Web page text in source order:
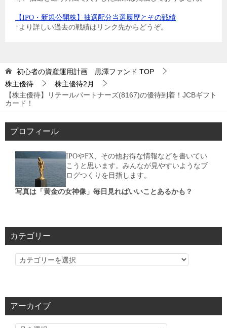
【IPO・新規公開株】抽選配分当選履歴とその戦績
↑より詳しい過去の戦績はリンク先からどうぞ。
初心者の資産運用計画 黒澤ファンド TOP
株主優待
株主優待2月
【株主優待】リテールパートナーズ(8167)の優待到着！JCBギフト
カード！
プロフィール
IPOやFX、その他お得な情報などを書いてい
こうと思います。みんなが見やすいようなブ
ログつくりを目指します。
写真は「黄金の女神像」毎日見ればいいことあるかも？
カテゴリー
カ
リ
アーカイブ